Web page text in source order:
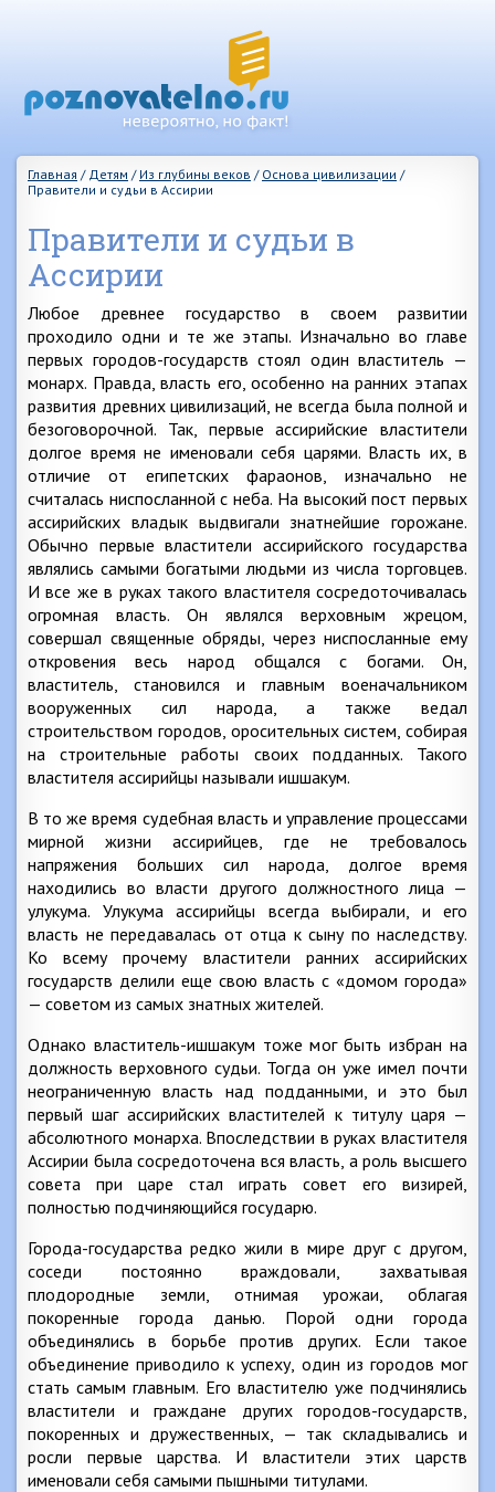
Главная / Детям / Из глубины веков / Основа цивилизации /
Правители и судьи в Ассирии
Правители и судьи в
Ассирии
Любое древнее государство в своем развитии
проходило одни и те же этапы. Изначально во главе
первых городов-государств стоял один властитель —
монарх. Правда, власть его, особенно на ранних этапах
развития древних цивилизаций, не всегда была полной и
безоговорочной. Так, первые ассирийские властители
долгое время не именовали себя царями. Власть их, в
отличие от египетских фараонов, изначально не
считалась ниспосланной с неба. На высокий пост первых
ассирийских владык выдвигали знатнейшие горожане.
Обычно первые властители ассирийского государства
являлись самыми богатыми людьми из числа торговцев.
И все же в руках такого властителя сосредоточивалась
огромная власть. Он являлся верховным жрецом,
совершал священные обряды, через ниспосланные ему
откровения весь народ общался с богами. Он,
властитель, становился и главным военачальником
вооруженных сил народа, а также ведал
строительством городов, оросительных систем, собирая
на строительные работы своих подданных. Такого
властителя ассирийцы называли ишшакум.
В то же время судебная власть и управление процессами
мирной жизни ассирийцев, где не требовалось
напряжения больших сил народа, долгое время
находились во власти другого должностного лица —
улукума. Улукума ассирийцы всегда выбирали, и его
власть не передавалась от отца к сыну по наследству.
Ко всему прочему властители ранних ассирийских
государств делили еще свою власть с «домом города»
— советом из самых знатных жителей.
Однако властитель-ишшакум тоже мог быть избран на
должность верховного судьи. Тогда он уже имел почти
неограниченную власть над подданными, и это был
первый шаг ассирийских властителей к титулу царя —
абсолютного монарха. Впоследствии в руках властителя
Ассирии была сосредоточена вся власть, а роль высшего
совета при царе стал играть совет его визирей,
полностью подчиняющийся государю.
Города-государства редко жили в мире друг с другом,
соседи постоянно враждовали, захватывая
плодородные земли, отнимая урожаи, облагая
покоренные города данью. Порой одни города
объединялись в борьбе против других. Если такое
объединение приводило к успеху, один из городов мог
стать самым главным. Его властителю уже подчинялись
властители и граждане других городов-государств,
покоренных и дружественных, — так складывались и
росли первые царства. И властители этих царств
именовали себя самыми пышными титулами.